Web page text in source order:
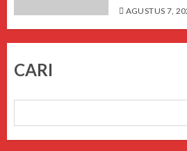
AGUSTUS 7,
CARI